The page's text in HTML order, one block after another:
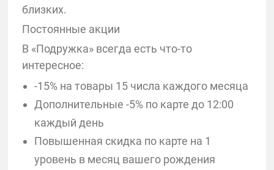
близких.
Постоянные акции
В «Подружка» всегда есть что-то
интересное:
-15% на товары 15 числа каждого месяца
Дополнительные -5% по карте до 12:00
каждый день
Повышенная скидка по карте на 1
уровень в месяц вашего рождения